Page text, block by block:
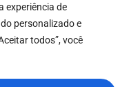
experiência de
personalizado e
todos”, você